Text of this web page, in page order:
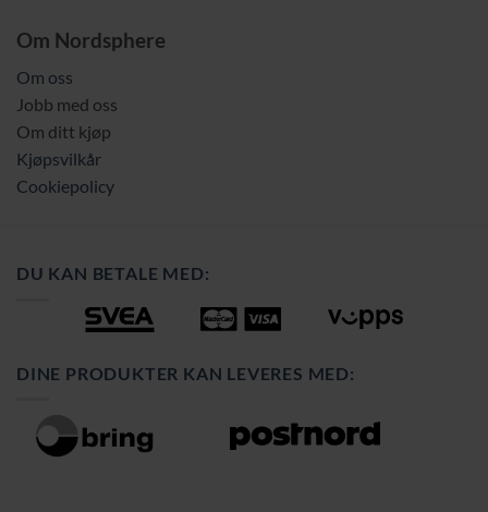
Om Nordsphere
Om oss
Jobb med oss
Om ditt kjøp
Kjøpsvilkår
Cookiepolicy
DU KAN BETALE MED:
DINE PRODUKTER KAN LEVERES MED: